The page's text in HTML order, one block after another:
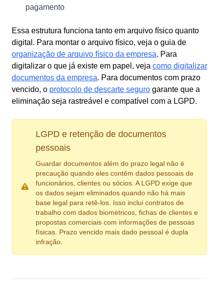
pagamento
Essa estrutura funciona tanto em arquivo físico quanto
digital. Para montar o arquivo físico, veja o guia de
organização de arquivo físico da empresa. Para
digitalizar o que já existe em papel, veja como digitalizar
documentos da empresa. Para documentos com prazo
vencido, o protocolo de descarte seguro garante que a
eliminação seja rastreável e compatível com a LGPD.
LGPD e retenção de documentos
pessoais
Guardar documentos além do prazo legal não é
precaução quando eles contêm dados pessoais de
funcionários, clientes ou sócios. A LGPD exige que
os dados sejam eliminados quando não há mais
base legal para retê-los. Isso inclui contratos de
trabalho com dados biométricos, fichas de clientes e
propostas comerciais com informações de pessoas
físicas. Prazo vencido mais dado pessoal é dupla
infração.